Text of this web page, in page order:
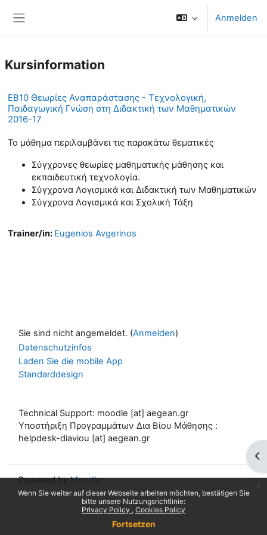
Wenn Sie weiter auf dieser Webseite arbeiten möchten, bestätigen Sie
bitte unsere Nutzungsrichtlinie:
Privacy Policy
Cookies Policy
Fortsetzen
Anmelden
Kursinformation
ΕΒ10 Θεωρίες Αναπαράστασης - Τεχνολογική,
Παιδαγωγική Γνώση στη Διδακτική των Μαθηματικών
2016-17
Το μάθημα περιλαμβάνει τις παρακάτω θεματικές
Σύγχρονες θεωρίες μαθηματικής μάθησης και
εκπαιδευτική τεχνολογία.
Σύγχρονα Λογισμικά και Διδακτική των Μαθηματικών
Σύγχρονα Λογισμικά και Σχολική Τάξη
Trainer/in: Eugenios Avgerinos
Sie sind nicht angemeldet. (Anmelden)
Datenschutzinfos
Laden Sie die mobile App
Standarddesign
Technical Support: moodle [at] aegean.gr
Υποστήριξη Προγραμμάτων Δια Βίου Μάθησης :
helpdesk-diaviou [at] aegean.gr
Powered byMoodle